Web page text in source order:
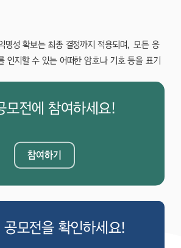
명성 확보는 최종 결정까지 적용되며, 모든 응
인지할 수 있는 어떠한 암호나 기호 등을 표기
견해를 달리하는 경우에는 주관기관의 의견에
우 응모자는 그 내용을 작품에 반영하여야 함
지 활용
모전에 참여하세요!
참여하기
공모전을 확인하세요!